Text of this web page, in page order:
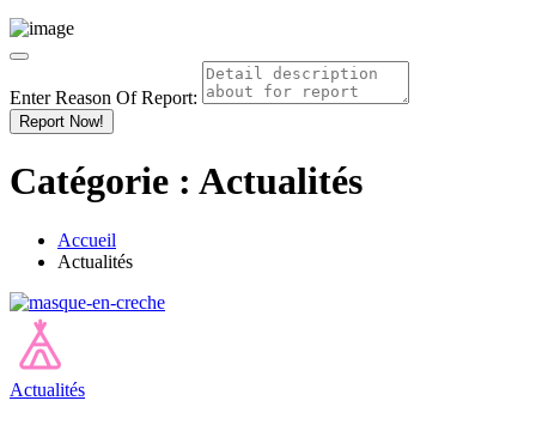
Enter Reason Of Report:
Report Now!
Catégorie : Actualités
Accueil
Actualités
Actualités